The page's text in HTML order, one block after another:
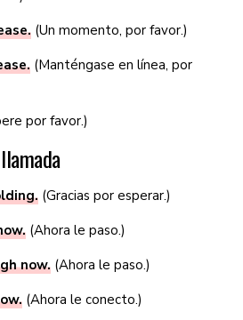
(Un momento, por favor.)
(Manténgase en línea, por
por favor.)
(Gracias por esperar.)
(Ahora le paso.)
now. (Ahora le paso.)
(Ahora le conecto.)